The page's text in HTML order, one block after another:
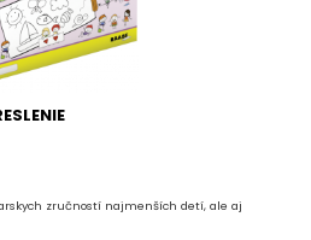
zručností najmenších detí, ale aj